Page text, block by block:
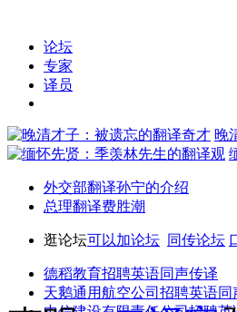
论坛
专家
译员
晚
外交部翻译孙宁的介绍
总理翻译费胜潮
逛论坛可以加论坛 同传论坛
德稻教育招聘英语同声传译
天鹅通用航空公司招聘英语同